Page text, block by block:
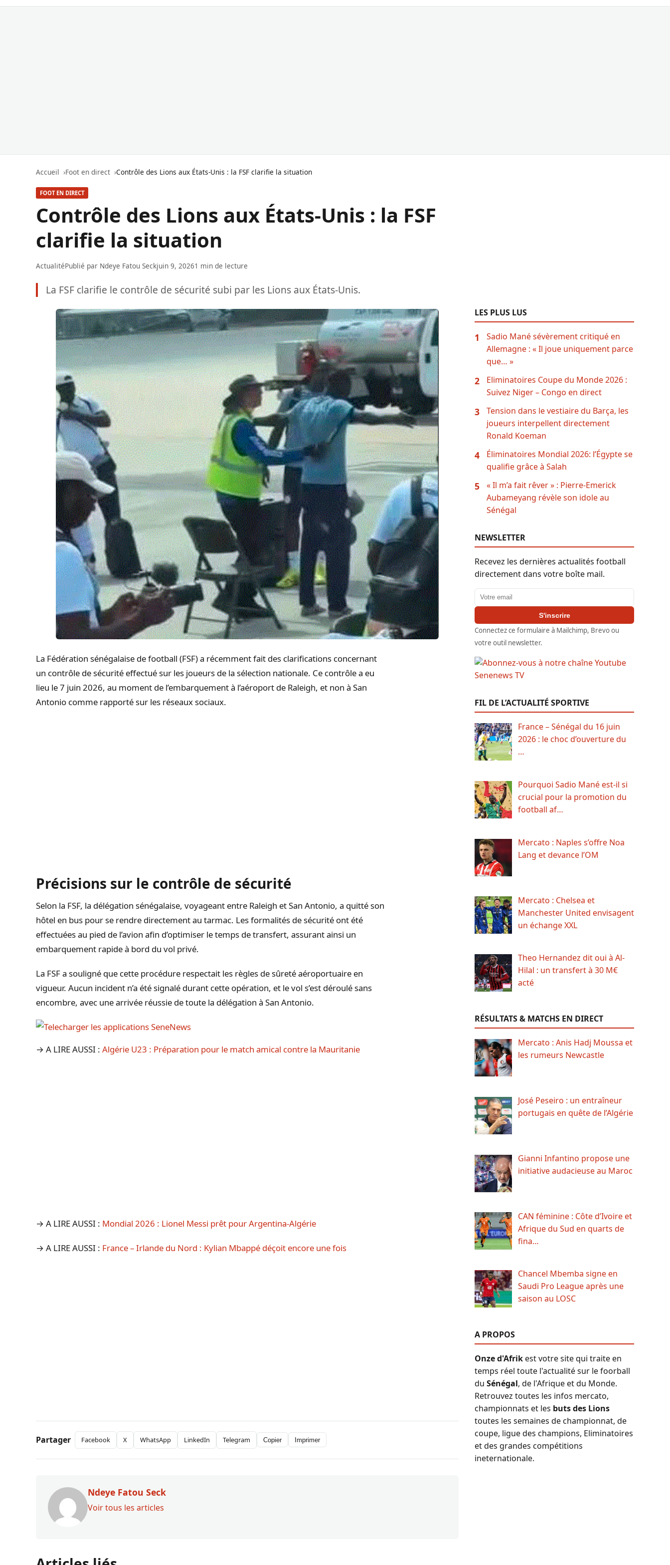
Accueil Foot en direct Contrôle des Lions aux États-Unis : la FSF clarifie la situation
FOOT EN DIRECT
Contrôle des Lions aux États-Unis : la FSF
clarifie la situation
ActualitéPublié par Ndeye Fatou Seckjuin 9, 20261 min de lecture
La FSF clarifie le contrôle de sécurité subi par les Lions aux États-Unis.
La Fédération sénégalaise de football (FSF) a récemment fait des clarifications concernant
un contrôle de sécurité effectué sur les joueurs de la sélection nationale. Ce contrôle a eu
lieu le 7 juin 2026, au moment de l’embarquement à l’aéroport de Raleigh, et non à San
Antonio comme rapporté sur les réseaux sociaux.
Précisions sur le contrôle de sécurité
Selon la FSF, la délégation sénégalaise, voyageant entre Raleigh et San Antonio, a quitté son
hôtel en bus pour se rendre directement au tarmac. Les formalités de sécurité ont été
effectuées au pied de l’avion afin d’optimiser le temps de transfert, assurant ainsi un
embarquement rapide à bord du vol privé.
La FSF a souligné que cette procédure respectait les règles de sûreté aéroportuaire en
vigueur. Aucun incident n’a été signalé durant cette opération, et le vol s’est déroulé sans
encombre, avec une arrivée réussie de toute la délégation à San Antonio.
→ A LIRE AUSSI : Algérie U23 : Préparation pour le match amical contre la Mauritanie
→ A LIRE AUSSI : Mondial 2026 : Lionel Messi prêt pour Argentina-Algérie
→ A LIRE AUSSI : France – Irlande du Nord : Kylian Mbappé déçoit encore une fois
Partager Facebook X WhatsApp LinkedIn Telegram Copier Imprimer
Ndeye Fatou Seck
Voir tous les articles
LES PLUS LUS
1
Sadio Mané sévèrement critiqué en
Allemagne : « Il joue uniquement parce
que… »
2
Eliminatoires Coupe du Monde 2026 :
Suivez Niger – Congo en direct
3
Tension dans le vestiaire du Barça, les
joueurs interpellent directement
Ronald Koeman
4
Éliminatoires Mondial 2026: l’Égypte se
qualifie grâce à Salah
5
« Il m’a fait rêver » : Pierre-Emerick
Aubameyang révèle son idole au
Sénégal
NEWSLETTER
Recevez les dernières actualités football
directement dans votre boîte mail.
Adresse email
S'inscrire
Connectez ce formulaire à Mailchimp, Brevo ou
votre outil newsletter.
FIL DE L’ACTUALITÉ SPORTIVE
France – Sénégal du 16 juin
2026 : le choc d’ouverture du
…
Pourquoi Sadio Mané est-il si
crucial pour la promotion du
football af…
Mercato : Naples s’offre Noa
Lang et devance l’OM
Mercato : Chelsea et
Manchester United envisagent
un échange XXL
Theo Hernandez dit oui à Al-
Hilal : un transfert à 30 M€
acté
RÉSULTATS & MATCHS EN DIRECT
Mercato : Anis Hadj Moussa et
les rumeurs Newcastle
José Peseiro : un entraîneur
portugais en quête de l’Algérie
Gianni Infantino propose une
initiative audacieuse au Maroc
CAN féminine : Côte d’Ivoire et
Afrique du Sud en quarts de
fina…
Chancel Mbemba signe en
Saudi Pro League après une
saison au LOSC
A PROPOS
Onze d'Afrikest votre site qui traite en
temps réel toute l'actualité sur le foorball
du Sénégal, de l'Afrique et du Monde.
Retrouvez toutes les infos mercato,
championnats et les buts des Lions
toutes les semaines de championnat, de
coupe, ligue des champions, Eliminatoires
et des grandes compétitions
ineternationale.